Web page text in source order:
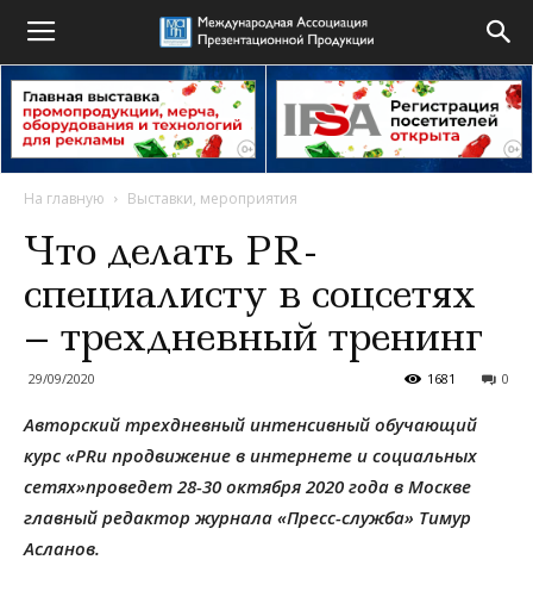
На главную Выставки, мероприятия
Что делать PR-
специалисту в соцсетях
– трехдневный тренинг
29/09/2020 0
1681
Авторский трехдневный интенсивный обучающий
курс «PRи продвижение в интернете и социальных
сетях»проведет 28-30 октября 2020 года в Москве
главный редактор журнала «Пресс-служба» Тимур
Асланов.